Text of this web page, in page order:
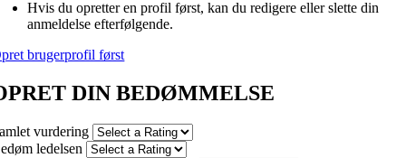
Hvis du opretter en profil først, kan du redigere eller slette din
anmeldelse efterfølgende.
brugerprofil først
DIN BEDØMMELSE
vurdering
ledelsen